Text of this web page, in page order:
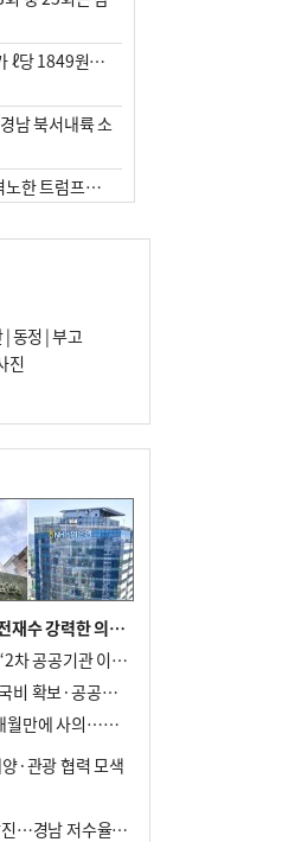
ℓ당 1849원…
남 북서내륙 소
노한 트럼프…
만에 바닥
청 러시’ 전
교생 24명 아
|동정 |부고
진
與가 막은 ‘산은 부산행’…전재수 강력한 의지 표명 없인 공염불
전재수·이성권, 첫 상견례 “2차 공공기관 이전 초당 협력”(종합)
전재수·이성권 첫 회동…“국비 확보·공공기관 이전 협력”
김경덕 부산 행정부시장 6개월만에 사의…후임 인선 촉각
·관광 협력 모색
열흘째 폭염특보 속 행인 탈진…경남 저수율 평년의 절반